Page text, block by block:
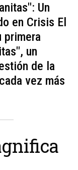
Un
en Crisis El
primera
un
de la
vez más